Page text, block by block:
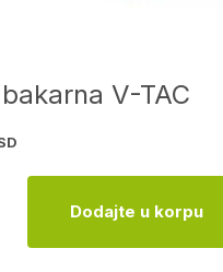
V-TAC
Dodajte u korpu